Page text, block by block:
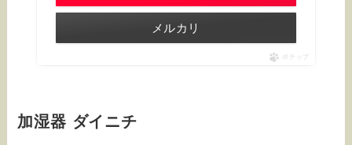
メルカリ
ポチップ
加湿器 ダイニチ